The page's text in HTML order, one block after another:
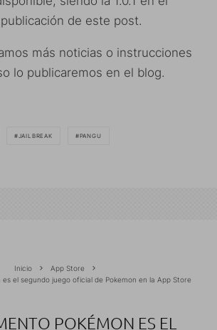
de este post.
más noticias o instrucciones
lo publicaremos en el blog.
JAILBREAK PANGU
Inicio
App Store
el segundo juego oficial de Pokemon en la App Store
POKÉMON ES EL